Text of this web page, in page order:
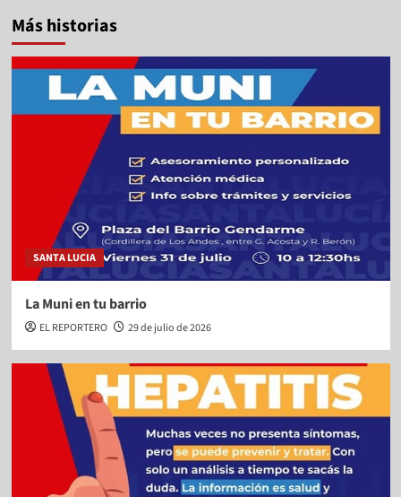
Más historias
SANTA LUCIA
La Muni en tu barrio
EL REPORTERO 29 de julio de 2026